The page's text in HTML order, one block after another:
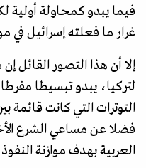
فيما يبدو كمحاولة أولية
غرار ما فعلته إسرائيل في
إلا أن هذا التصور القائل
لتركيا، يبدو تبسيطا
التوترات التي كانت قائمة
فضلا عن مساعي الشرع
العربية بهدف موازنة النفوذ